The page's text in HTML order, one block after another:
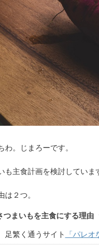
わ。じまろーです。
も主食計画を検討していま
は２つ。
つまいもを主食にする理由
足繁く通うサイト
「パレ